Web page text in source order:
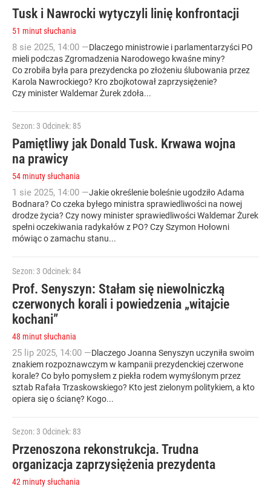
Tusk i Nawrocki wytyczyli linię konfrontacji
51 minut słuchania
8 sie 2025, 14:00 —Dlaczego ministrowie i parlamentarzyści PO
mieli podczas Zgromadzenia Narodowego kwaśne miny?
Co zrobiła była para prezydencka po złożeniu ślubowania przez
Karola Nawrockiego? Kro zbojkotował zaprzysiężenie?
Czy minister Waldemar Żurek zdoła...
Sezon: 3 Odcinek: 85
Pamiętliwy jak Donald Tusk. Krwawa wojna
na prawicy
54 minuty słuchania
1 sie 2025, 14:00 —Jakie określenie boleśnie ugodziło Adama
Bodnara? Co czeka byłego ministra sprawiedliwości na nowej
drodze życia? Czy nowy minister sprawiedliwości Waldemar Żurek
spełni oczekiwania radykałów z PO? Czy Szymon Hołowni
mówiąc o zamachu stanu...
Sezon: 3 Odcinek: 84
Prof. Senyszyn: Stałam się niewolniczką
czerwonych korali i powiedzenia „witajcie
kochani”
48 minut słuchania
25 lip 2025, 14:00 —Dlaczego Joanna Senyszyn uczyniła swoim
znakiem rozpoznawczym w kampanii prezydenckiej czerwone
korale? Co było pomysłem z piekła rodem wymyślonym przez
sztab Rafała Trzaskowskiego? Kto jest zielonym politykiem, a kto
opiera się o ścianę? Kogo...
Sezon: 3 Odcinek: 83
Przenoszona rekonstrukcja. Trudna
organizacja zaprzysiężenia prezydenta
42 minuty słuchania